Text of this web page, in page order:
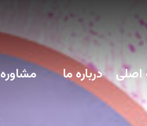
درباره ما مشاوره